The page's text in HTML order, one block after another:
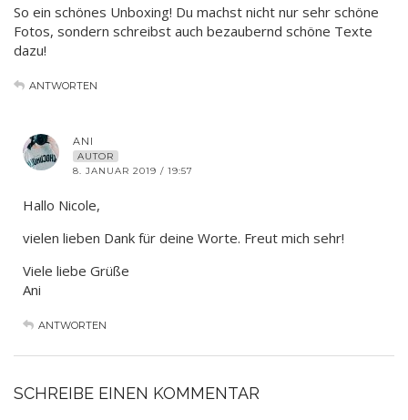
So ein schönes Unboxing! Du machst nicht nur sehr schöne
Fotos, sondern schreibst auch bezaubernd schöne Texte
dazu!
ANTWORTEN
ANI
AUTOR
8. JANUAR 2019 / 19:57
Hallo Nicole,
vielen lieben Dank für deine Worte. Freut mich sehr!
Viele liebe Grüße
Ani
ANTWORTEN
SCHREIBE EINEN KOMMENTAR